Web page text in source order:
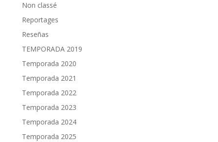
Non classé
Reportages
Reseñas
TEMPORADA 2019
Temporada 2020
Temporada 2021
Temporada 2022
Temporada 2023
Temporada 2024
Temporada 2025